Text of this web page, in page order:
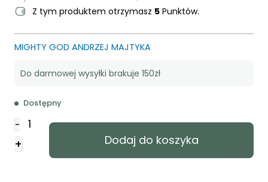
Z tym produktem otrzymasz 5 Punktów.
MIGHTY GOD ANDRZEJ MAJTYKA
Do darmowej wysyłki brakuje 150zł
Dostępny
-
Papeteria
A5
+ Dodaj do koszyka